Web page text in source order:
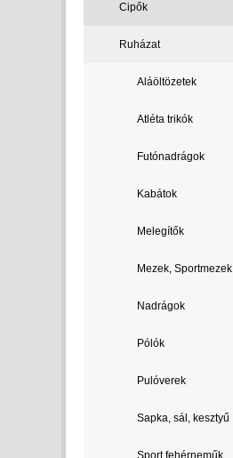
Cipők
Ruházat
Aláöltözetek
Atléta trikók
Futónadrágok
Kabátok
Melegítők
Mezek, Sportmezek
Nadrágok
Pólók
Pulóverek
Sapka, sál, kesztyű
Sport fehérneműk